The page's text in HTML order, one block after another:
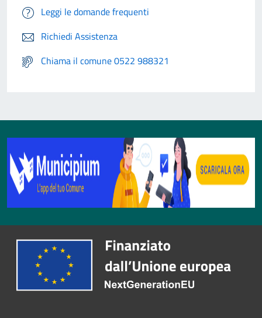
Leggi le domande frequenti
Richiedi Assistenza
Chiama il comune 0522 988321